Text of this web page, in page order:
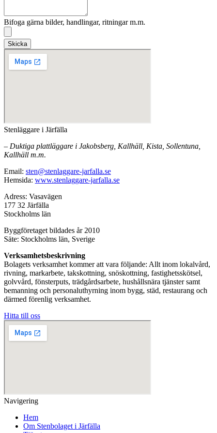
Bifoga gärna bilder, handlingar, ritningar m.m.
Skicka
Stenläggare i Järfälla
– Duktiga plattläggare i Jakobsberg, Kallhäll, Kista, Sollentuna,
Kallhäll m.m.
Email: sten@stenlaggare-jarfalla.se
Hemsida: www.stenlaggare-jarfalla.se
Adress: Vasavägen
177 32 Järfälla
Stockholms län
Byggföretaget bildades år 2010
Säte: Stockholms län, Sverige
Verksamhetsbeskrivning
Bolagets verksamhet kommer att vara följande: Allt inom lokalvård,
rivning, markarbete, takskottning, snöskottning, fastighetsskötsel,
golvvård, fönsterputs, trädgårdsarbete, hushållsnära tjänster samt
bemanning och personaluthyrning inom bygg, städ, restaurang och
därmed förenlig verksamhet.
Hitta till oss
Navigering
Hem
Om Stenbolaget i Järfälla